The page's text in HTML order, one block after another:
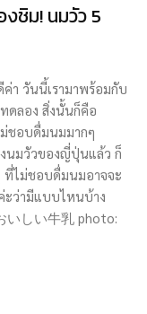
ชิม! นมวัว 5
า วันนี้เรามาพร้อมกับ
ทดลอง สิ่งนั้นก็คือ
ชอบดื่มนมมากๆ
นมวัวของญี่ปุ่นแล้ว ก็
ที่ไม่ชอบดื่มนมอาจจะ
ะว่ามีแบบไหนบ้าง
いしい牛乳 photo: